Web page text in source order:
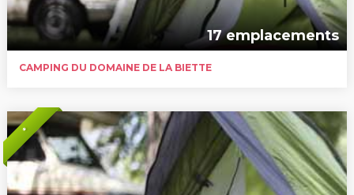
17 emplacements
CAMPING DU DOMAINE DE LA BIETTE
*